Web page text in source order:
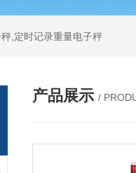
,定时记录重量电子秤
产品展示 /